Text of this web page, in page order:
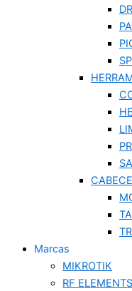
Marcas
MIKROTIK
RF ELEMENTS